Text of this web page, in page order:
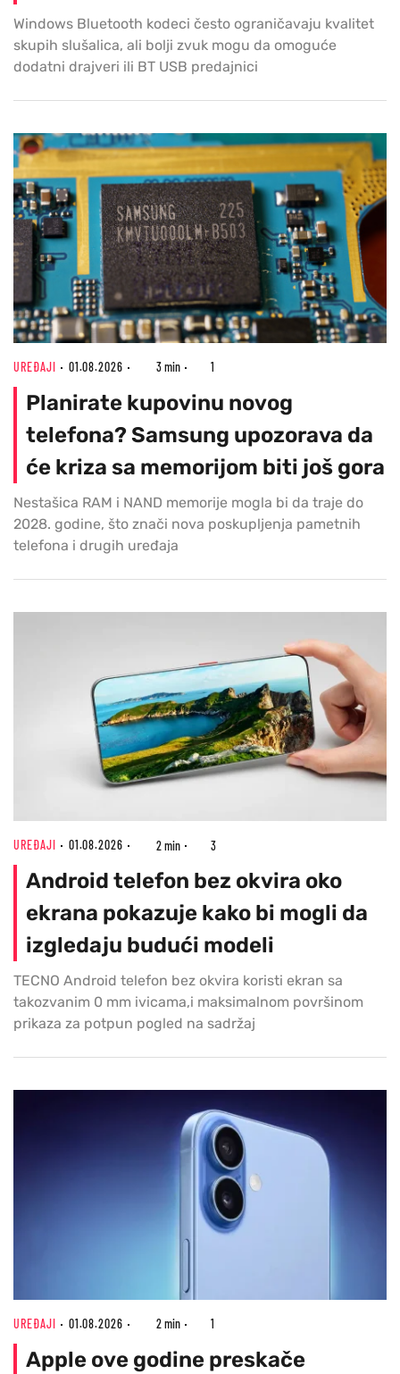
Windows Bluetooth kodeci često ograničavaju kvalitet
skupih slušalica, ali bolji zvuk mogu da omoguće
dodatni drajveri ili BT USB predajnici
UREĐAJI 01.08.2026 3 min 1
Planirate kupovinu novog
telefona? Samsung upozorava da
će kriza sa memorijom biti još gora
Nestašica RAM i NAND memorije mogla bi da traje do
2028. godine, što znači nova poskupljenja pametnih
telefona i drugih uređaja
UREĐAJI 01.08.2026 2 min 3
Android telefon bez okvira oko
ekrana pokazuje kako bi mogli da
izgledaju budući modeli
TECNO Android telefon bez okvira koristi ekran sa
takozvanim 0 mm ivicama,i maksimalnom površinom
prikaza za potpun pogled na sadržaj
UREĐAJI 01.08.2026 2 min 1
Apple ove godine preskače